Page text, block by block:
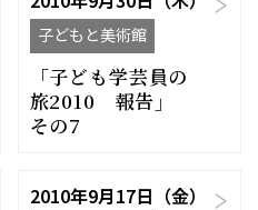
子どもと美術館
「子ども学芸員の
旅2010 報告」
その7
2010年9月17日（金）